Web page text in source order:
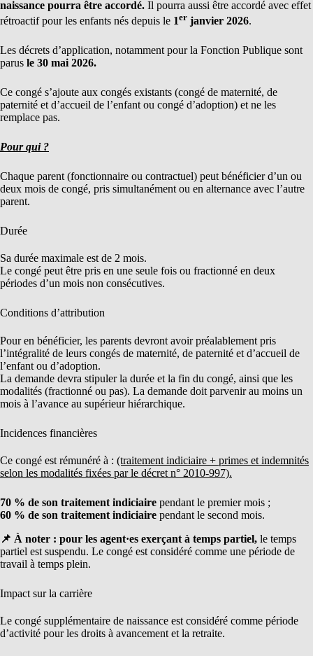
naissance pourra être accordé. Il pourra aussi être accordé avec effet
rétroactif pour les enfants nés depuis le 1er janvier 2026.
Les décrets d’application, notamment pour la Fonction Publique sont
parus le 30 mai 2026.
Ce congé s’ajoute aux congés existants (congé de maternité, de
paternité et d’accueil de l’enfant ou congé d’adoption) et ne les
remplace pas.
Pour qui ?
Chaque parent (fonctionnaire ou contractuel) peut bénéficier d’un ou
deux mois de congé, pris simultanément ou en alternance avec l’autre
parent.
Durée
Sa durée maximale est de 2 mois.
Le congé peut être pris en une seule fois ou fractionné en deux
périodes d’un mois non consécutives.
Conditions d’attribution
Pour en bénéficier, les parents devront avoir préalablement pris
l’intégralité de leurs congés de maternité, de paternité et d’accueil de
l’enfant ou d’adoption.
La demande devra stipuler la durée et la fin du congé, ainsi que les
modalités (fractionné ou pas). La demande doit parvenir au moins un
mois à l’avance au supérieur hiérarchique.
Incidences financières
Ce congé est rémunéré à : (traitement indiciaire + primes et indemnités
selon les modalités fixées par le décret n° 2010-997).
70 % de son traitement indiciaire pendant le premier mois ;
60 % de son traitement indiciaire pendant le second mois.
📌 À noter : pour les agent·es exerçant à temps partiel, le temps
partiel est suspendu. Le congé est considéré comme une période de
travail à temps plein.
Impact sur la carrière
Le congé supplémentaire de naissance est considéré comme période
d’activité pour les droits à avancement et la retraite.